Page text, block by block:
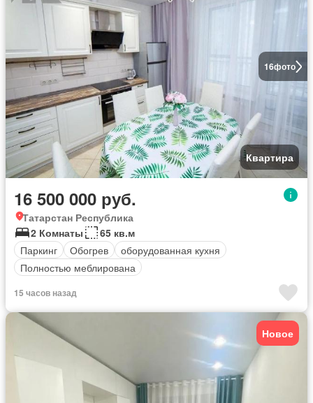
16фото
Квартира
16 500 000 руб.
Татарстан Республика
2 Комнаты
65 кв.м
Паркинг
Обогрев
оборудованная кухня
Полностью меблирована
15 часов назад
Новое